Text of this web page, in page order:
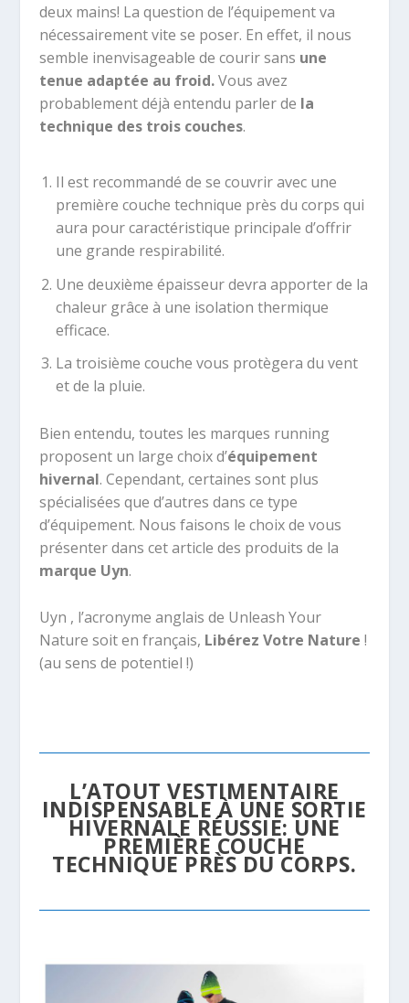
deux mains! La question de l’équipement va
nécessairement vite se poser. En effet, il nous
semble inenvisageable de courir sans une
tenue adaptée au froid.Vous avez
probablement déjà entendu parler de la
technique des trois couches.
Il est recommandé de se couvrir avec une
première couche technique près du corps qui
aura pour caractéristique principale d’offrir
une grande respirabilité.
Une deuxième épaisseur devra apporter de la
chaleur grâce à une isolation thermique
efficace.
La troisième couche vous protègera du vent
et de la pluie.
Bien entendu, toutes les marques running
proposent un large choix d’équipement
hivernal. Cependant, certaines sont plus
spécialisées que d’autres dans ce type
d’équipement. Nous faisons le choix de vous
présenter dans cet article des produits de la
marque Uyn.
Uyn , l’acronyme anglais de Unleash Your
Nature soit en français, Libérez Votre Nature !
(au sens de potentiel !)
L’ATOUT VESTIMENTAIRE
INDISPENSABLE À UNE SORTIE
HIVERNALE RÉUSSIE: UNE
PREMIÈRE COUCHE
TECHNIQUE PRÈS DU CORPS.